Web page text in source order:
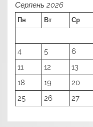
Серпень 2026
Пн Вт Ср
4
5 6
11
12 13
18
19 20
25
26 27